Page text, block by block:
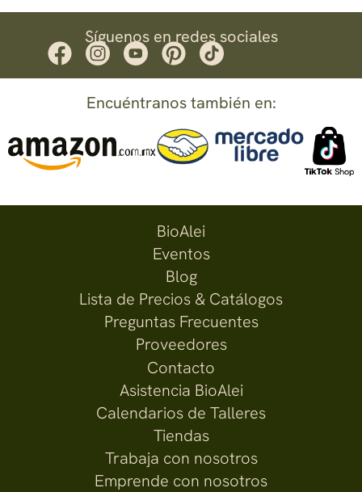
Síguenos en redes sociales
Encuéntranos también en:
BioAlei
Eventos
Blog
Lista de Precios & Catálogos
Preguntas Frecuentes
Proveedores
Contacto
Asistencia BioAlei
Calendarios de Talleres
Tiendas
Trabaja con nosotros
Emprende con nosotros